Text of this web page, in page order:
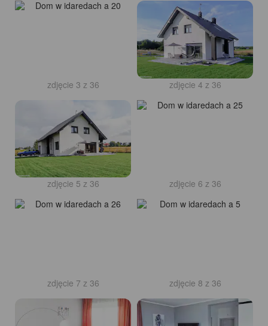
zdjęcie 3 z 36 zdjęcie 4 z 36
zdjęcie 5 z 36 zdjęcie 6 z 36
zdjęcie 7 z 36 zdjęcie 8 z 36